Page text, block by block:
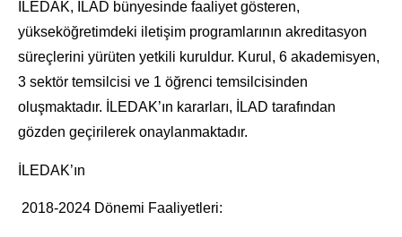
İLEDAK, İLAD bünyesinde faaliyet gösteren,
yükseköğretimdeki iletişim programlarının akreditasyon
süreçlerini yürüten yetkili kuruldur. Kurul, 6 akademisyen,
3 sektör temsilcisi ve 1 öğrenci temsilcisinden
oluşmaktadır. İLEDAK’ın kararları, İLAD tarafından
gözden geçirilerek onaylanmaktadır.
İLEDAK’ın
2018-2024 Dönemi Faaliyetleri: